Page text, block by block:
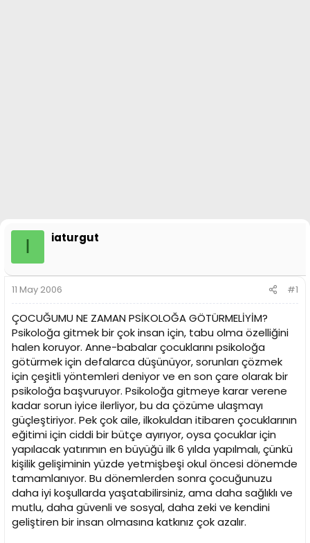
I iaturgut
11 May 2006 #1
ÇOCUĞUMU NE ZAMAN PSİKOLOĞA GÖTÜRMELİYİM?
Psikoloğa gitmek bir çok insan için, tabu olma özelliğini
halen koruyor. Anne-babalar çocuklarını psikoloğa
götürmek için defalarca düşünüyor, sorunları çözmek
için çeşitli yöntemleri deniyor ve en son çare olarak bir
psikoloğa başvuruyor. Psikoloğa gitmeye karar verene
kadar sorun iyice ilerliyor, bu da çözüme ulaşmayı
güçleştiriyor. Pek çok aile, ilkokuldan itibaren çocuklarının
eğitimi için ciddi bir bütçe ayırıyor, oysa çocuklar için
yapılacak yatırımın en büyüğü ilk 6 yılda yapılmalı, çünkü
kişilik gelişiminin yüzde yetmişbeşi okul öncesi dönemde
tamamlanıyor. Bu dönemlerden sonra çocuğunuzu
daha iyi koşullarda yaşatabilirsiniz, ama daha sağlıklı ve
mutlu, daha güvenli ve sosyal, daha zeki ve kendini
geliştiren bir insan olmasına katkınız çok azalır.